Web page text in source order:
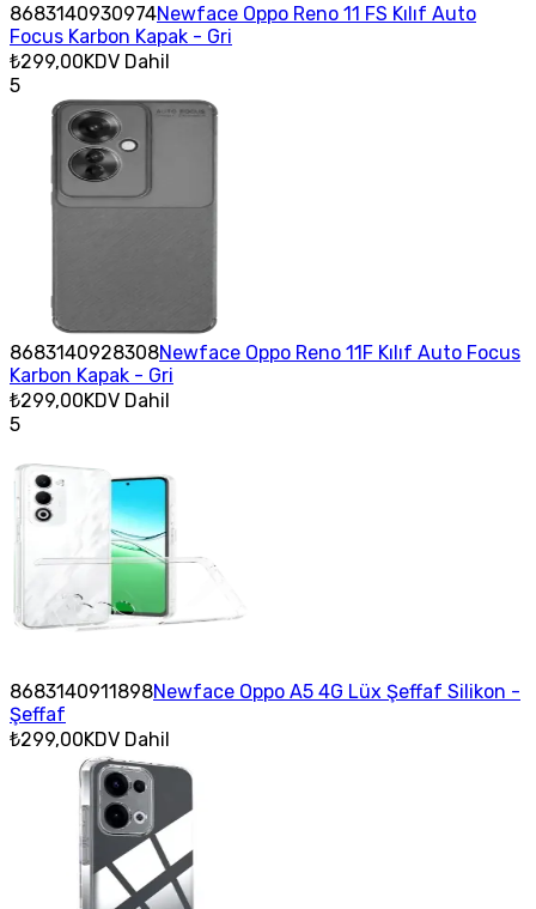
8683140930974Newface Oppo Reno 11 FS Kılıf Auto
Focus Karbon Kapak - Gri
₺299,00KDV Dahil
5
8683140928308Newface Oppo Reno 11F Kılıf Auto Focus
Karbon Kapak - Gri
₺299,00KDV Dahil
5
8683140911898Newface Oppo A5 4G Lüx Şeffaf Silikon -
Şeffaf
₺299,00KDV Dahil